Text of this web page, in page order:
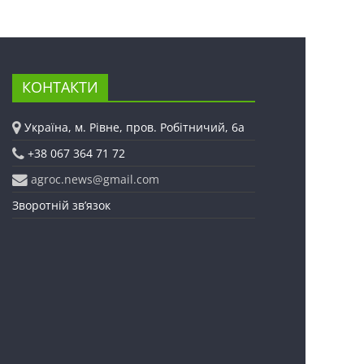
КОНТАКТИ
Україна, м. Рівне, пров. Робітничий, 6а
+38 067 364 71 72
agroc.news@gmail.com
Зворотній зв’язок